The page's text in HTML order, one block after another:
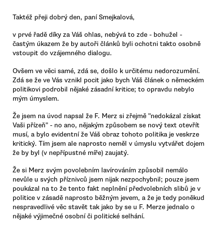
Taktéž přeji dobrý den, paní Smejkalová,
v prvé řadě díky za Váš ohlas, nebývá to zde - bohužel -
častým úkazem že by autoři článků byli ochotni takto osobně
vstoupit do vzájemného dialogu.
Ovšem ve věci samé, zdá se, došlo k určitému nedorozumění.
Zdá se že ve Vás vznikl pocit jako bych Váš článek o německém
politikovi podrobil nějaké zásadní kritice; to opravdu nebylo
mým úmyslem.
Že jsem na úvod napsal že F. Merz si zřejmě "nedokázal získat
Vaši přízeň" - no ano, nějakým způsobem se nový text otevřít
musí, a bylo evidentní že Váš obraz tohoto politika je veskrze
kritický. Tím jsem ale naprosto neměl v úmyslu vytvářet dojem
že by byl (v nepřípustné míře) zaujatý.
Že si Merz svým povolebním lavírováním způsobil nemálo
nevůle u svých příznivců jsem nijak nezpochybnil; pouze jsem
poukázal na to že tento fakt neplnění předvolebních slibů je v
politice v zásadě naprosto běžným jevem, a že je tedy poněkud
nespravedlivé věc stavět tak jako by se u F. Merze jednalo o
nějaké výjimečné osobní či politické selhání.